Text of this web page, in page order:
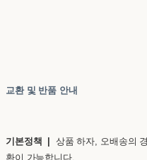
교환 및 반품 안내
기본정책 | 상품 하자, 오배송의
환이 가능합니다.